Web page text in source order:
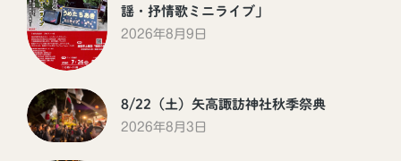
謡・抒情歌ミニライブ」
2026年8月9日
8/22（土）矢高諏訪神社秋季祭典
2026年8月3日